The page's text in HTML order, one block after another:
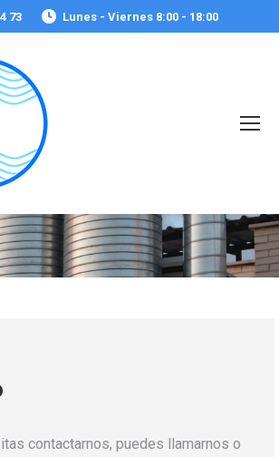
73 Lunes - Viernes 8:00 - 18:00
Estás aquí:
contactarnos, puedes llamarnos o